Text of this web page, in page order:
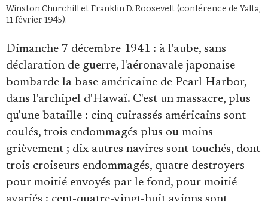
Se connecter
Winston Churchill et Franklin D. Roosevelt (conférence de Yalta,
11 février 1945).
Dimanche 7 décembre 1941 : à l'aube, sans
déclaration de guerre, l'aéronavale japonaise
bombarde la base américaine de Pearl Harbor,
dans l'archipel d'Hawaï. C'est un massacre, plus
qu'une bataille : cinq cuirassés américains sont
coulés, trois endommagés plus ou moins
grièvement ; dix autres navires sont touchés, dont
trois croiseurs endommagés, quatre destroyers
pour moitié envoyés par le fond, pour moitié